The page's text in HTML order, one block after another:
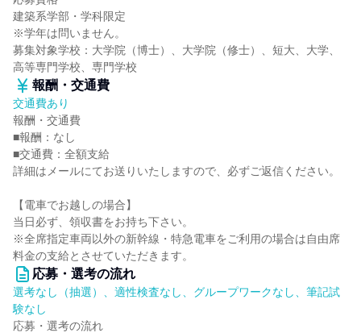
建築系学部・学科限定
※学年は問いません。
募集対象学校：大学院（博士）、大学院（修士）、短大、大学、
高等専門学校、専門学校
報酬・交通費
交通費あり
報酬・交通費
■報酬：なし
■交通費：全額支給
詳細はメールにてお送りいたしますので、必ずご返信ください。
【電車でお越しの場合】
当日必ず、領収書をお持ち下さい。
※全席指定車両以外の新幹線・特急電車をご利用の場合は自由席
料金の支給とさせていただきます。
応募・選考の流れ
選考なし（抽選）、適性検査なし、グループワークなし、筆記試
験なし
応募・選考の流れ